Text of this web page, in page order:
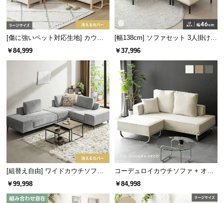
[傷に強いペット対応生地] カウチ
ソファセット 組替自由自在 ラージ
￥84,999
[幅138cm] ソファセット 3人掛け
オットマン付き
￥37,996
[組替え自由] ワイドカウチソファ
セット
￥99,998
コーデュロイカウチソファ + オッ
トマン
￥84,998